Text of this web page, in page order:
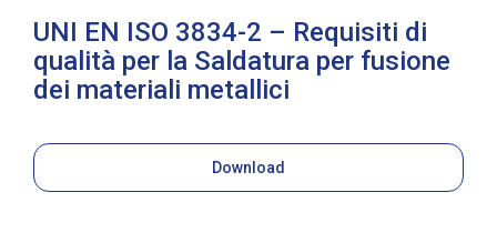
UNI EN ISO 3834-2 – Requisiti di
qualità per la Saldatura per fusione
dei materiali metallici
Download